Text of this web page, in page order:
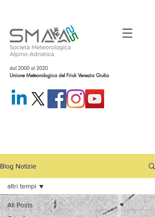
dal 2000 al 2020
Unione Meteorologica del Friuli Venezia Giulia
Blog Notizie
All Posts
altri tempi